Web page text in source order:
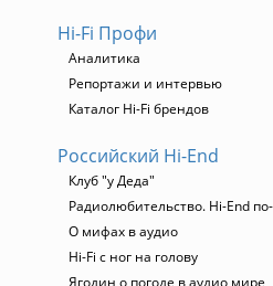
Hi-Fi Профи
Аналитика
Репортажи и интервью
Каталог Hi-Fi брендов
Российский Hi-End
Клуб "у Деда"
Радиолюбительство. Hi-End
О мифах в аудио
Hi-Fi с ног на голову
Ягодин о погоде в аудио мире